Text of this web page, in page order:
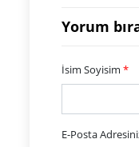
Yorum
İsim Soyisim *
E-Posta